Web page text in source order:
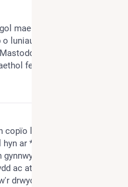
mae hi'n gallu bod yn
luniau o blant sydd ar
ayyb nag y mae ar
fel Instagram ac ati.
copïo lluniau o blant ar
ar *unrhyw* blatfform ar
y we agored, nid-
ac ati. Mae'n gallu
drwydded hawlfraint mae'r